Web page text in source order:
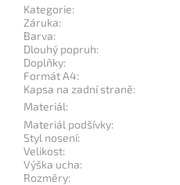
Kategorie:
Záruka:
Barva:
Dlouhý popruh:
Doplňky:
Formát A4:
Kapsa na zadní straně:
Materiál:
Materiál podšívky:
Styl nosení:
Velikost:
Výška ucha:
Rozměry: